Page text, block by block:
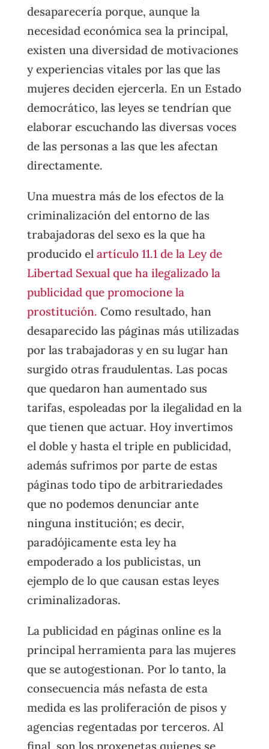
desaparecería porque, aunque la
necesidad económica sea la principal,
existen una diversidad de motivaciones
y experiencias vitales por las que las
mujeres deciden ejercerla. En un Estado
democrático, las leyes se tendrían que
elaborar escuchando las diversas voces
de las personas a las que les afectan
directamente.
Una muestra más de los efectos de la
criminalización del entorno de las
trabajadoras del sexo es la que ha
producido el artículo 11.1 de la Ley de
Libertad Sexual que ha ilegalizado la
publicidad que promocione la
prostitución. Como resultado, han
desaparecido las páginas más utilizadas
por las trabajadoras y en su lugar han
surgido otras fraudulentas. Las pocas
que quedaron han aumentado sus
tarifas, espoleadas por la ilegalidad en la
que tienen que actuar. Hoy invertimos
el doble y hasta el triple en publicidad,
además sufrimos por parte de estas
páginas todo tipo de arbitrariedades
que no podemos denunciar ante
ninguna institución; es decir,
paradójicamente esta ley ha
empoderado a los publicistas, un
ejemplo de lo que causan estas leyes
criminalizadoras.
La publicidad en páginas online es la
principal herramienta para las mujeres
que se autogestionan. Por lo tanto, la
consecuencia más nefasta de esta
medida es las proliferación de pisos y
agencias regentadas por terceros. Al
final, son los proxenetas quienes se